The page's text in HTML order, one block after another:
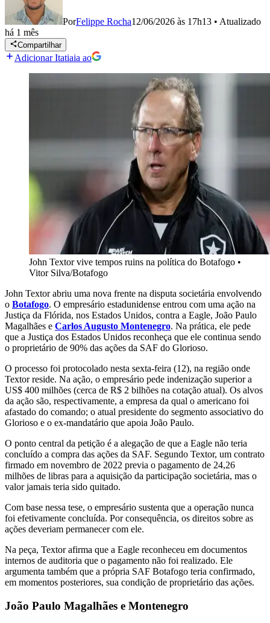
PorFelippe Rocha12/06/2026 às 17h13 • Atualizado
há 1 mês
Compartilhar
Adicionar Itatiaia ao
John Textor vive tempos ruins na política do Botafogo •
Vitor Silva/Botafogo
John Textor abriu uma nova frente na disputa societária envolvendo
o Botafogo. O empresário estadunidense entrou com uma ação na
Justiça da Flórida, nos Estados Unidos, contra a Eagle, João Paulo
Magalhães e Carlos Augusto Montenegro. Na prática, ele pede
que a Justiça dos Estados Unidos reconheça que ele continua sendo
o proprietário de 90% das ações da SAF do Glorioso.
O processo foi protocolado nesta sexta-feira (12), na região onde
Textor reside. Na ação, o empresário pede indenização superior a
US$ 400 milhões (cerca de R$ 2 bilhões na cotação atual). Os alvos
da ação são, respectivamente, a empresa da qual o americano foi
afastado do comando; o atual presidente do segmento associativo do
Glorioso e o ex-mandatário que apoia João Paulo.
O ponto central da petição é a alegação de que a Eagle não teria
concluído a compra das ações da SAF. Segundo Textor, um contrato
firmado em novembro de 2022 previa o pagamento de 24,26
milhões de libras para a aquisição da participação societária, mas o
valor jamais teria sido quitado.
Com base nessa tese, o empresário sustenta que a operação nunca
foi efetivamente concluída. Por consequência, os direitos sobre as
ações deveriam permanecer com ele.
Na peça, Textor afirma que a Eagle reconheceu em documentos
internos de auditoria que o pagamento não foi realizado. Ele
argumenta também que a própria SAF Botafogo teria confirmado,
em momentos posteriores, sua condição de proprietário das ações.
João Paulo Magalhães e Montenegro